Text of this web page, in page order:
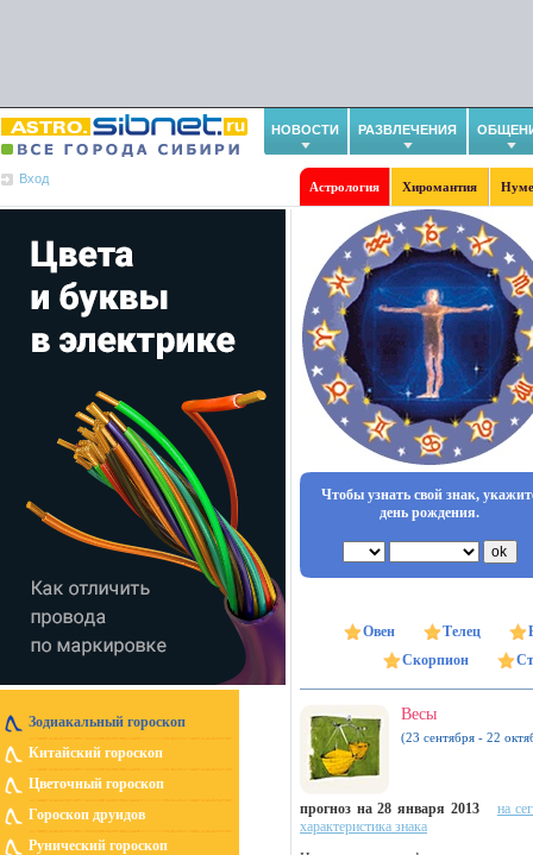
НОВОСТИ РАЗВЛЕЧЕНИЯ
Вход
Астрология Хиромантия
Зодиакальный гороскоп
Китайский гороскоп
Цветочный гороскоп
Гороскоп друидов
Рунический гороскоп
Чтобы узнать свой знак,
день рождения.
Овен Телец
Скорпион
Весы
(23 сентября - 22
прогноз на 28 января 2013
на
характеристика знака